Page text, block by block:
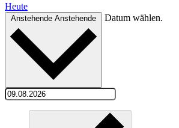
Heute
Anstehende Anstehende Datum wählen.